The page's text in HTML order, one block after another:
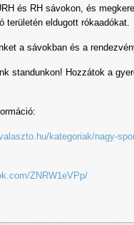
és RH sávokon, és
területén eldugott rókaadókat.
a sávokban és a
standunkon! Hozzátok a
kategoriak/nagy-
ZNRW1eVPp/